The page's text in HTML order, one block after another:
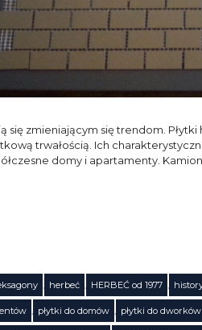
się zmieniającym się trendom.
trwałością. Ich
domy i apartamenty.
, herbeć , HERBEĆ od 1977 ,
, płytki do domów , płytki do dworków